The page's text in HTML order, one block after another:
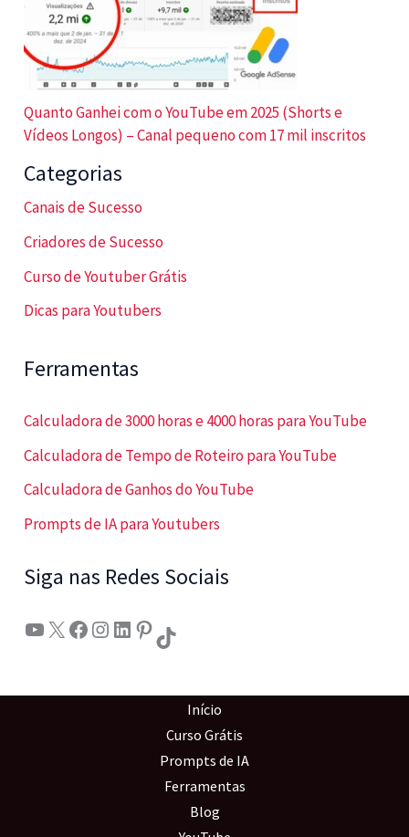
Quanto Ganhei com o YouTube em 2025 (Shorts e
Vídeos Longos) – Canal pequeno com 17 mil inscritos
Categorias
Canais de Sucesso
Criadores de Sucesso
Curso de Youtuber Grátis
Dicas para Youtubers
Ferramentas
Calculadora de 3000 horas e 4000 horas para YouTube
Calculadora de Tempo de Roteiro para YouTube
Calculadora de Ganhos do YouTube
Prompts de IA para Youtubers
Siga nas Redes Sociais
Youtube X Facebook Instagram LinkedIn Pinterest TikTok
Início
Curso Grátis
Prompts de IA
Ferramentas
Blog